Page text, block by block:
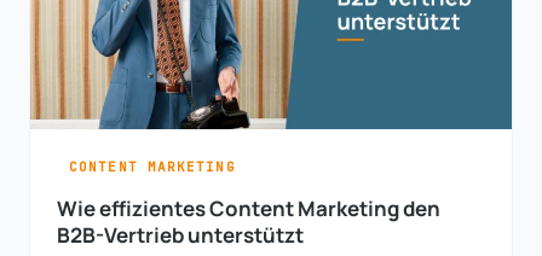
CONTENT MARKETING
Wie effizientes Content Marketing den
B2B-Vertrieb unterstützt